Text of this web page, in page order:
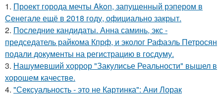
1. Проект города мечты Akon, запущенный рэпером в
Сенегале ещё в 2018 году, официально закрыт.
2. Последние кандидаты. Анна саминь, экс -
председатель райкома Кпрф, и эколог Рафаэль Петросян
подали документы на регистрацию в госдуму.
3. Нашумевший хоррор "Закулисье Реальности" вышел в
хорошем качестве.
4. "Сексуальность - это не Картинка": Ани Лорак